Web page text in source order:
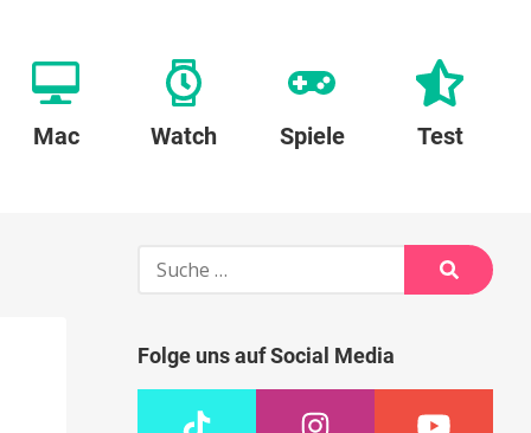
Mac Watch Spiele Test
Suche
Suche
Folge uns auf Social Media